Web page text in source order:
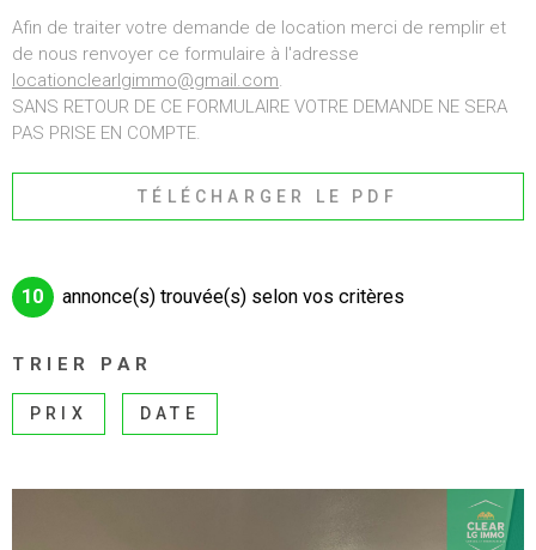
ALERTE E-
CONTACT
Afin de traiter votre demande de location merci de remplir et
de nous renvoyer ce formulaire à l'adresse
locationclearlgimmo@gmail.com
SANS RETOUR DE CE FORMULAIRE VOTRE DEMANDE NE SERA
PAS PRISE EN COMPTE.
TÉLÉCHARGER LE PDF
10 annonce(s) trouvée(s) selon vos critères
TRIER PAR
PRIX DATE
CHAMPS
TEXTE
RÉFÉRENCE
CRITÈRES SUPPLÉMENTAIRES
Piscine
Parking
RECHERCHER